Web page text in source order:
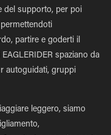
del supporto, per poi
partire e goderti il
spaziano da
autoguidati, gruppi
leggero, siamo